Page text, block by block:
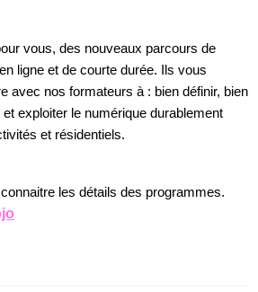
vous, des nouveaux parcours de
ligne et de courte durée. Ils vous
avec nos formateurs à : bien définir, bien
exploiter le numérique durablement
et résidentiels.
les détails des programmes.